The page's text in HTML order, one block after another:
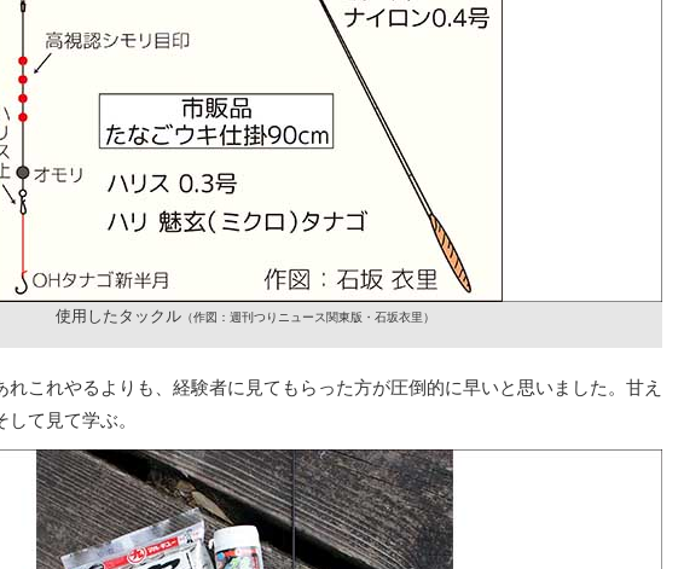
使用したタックル （作図：週刊つりニュース関東版・石坂衣里）
れこれやるよりも、経験者に見てもらった方が圧倒的に早いと思いました。甘え
て見て学ぶ。